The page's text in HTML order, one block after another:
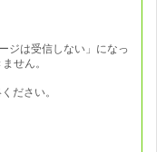
ジは受信しない」になっ
ません。
ださい。